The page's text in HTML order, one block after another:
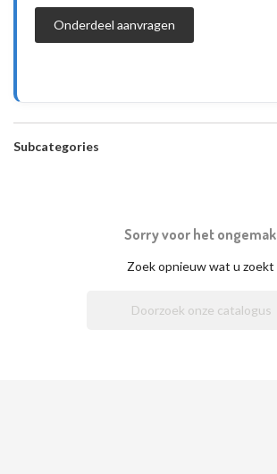
Onderdeel aanvragen
Subcategories
Sorry voor het ongemak
Zoek opnieuw wat u zoekt